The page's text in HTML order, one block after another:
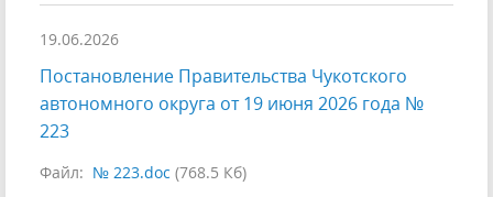
19.06.2026
Постановление Правительства Чукотского
автономного округа от 19 июня 2026 года №
223
Файл: № 223.doc (768.5 Кб)